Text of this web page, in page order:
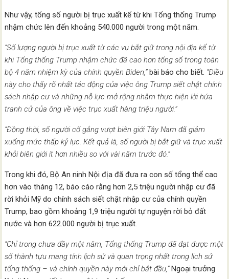
Như vậy, tổng số người bị trục xuất kể từ khi Tổng thống Trump
nhậm chức lên đến khoảng 540.000 người trong một năm.
“Số lượng người bị trục xuất từ ​​các vụ bắt giữ trong nội địa kể từ
khi Tổng thống Trump nhậm chức đã cao hơn tổng số trong toàn
bộ 4 năm nhiệm kỳ của chính quyền Biden,”bài báo cho biết. “Điều
này cho thấy rõ nhất tác động của việc ông Trump siết chặt chính
sách nhập cư và những nỗ lực mở rộng nhằm thực hiện lời hứa
tranh cử của ông về việc trục xuất hàng triệu người.”
“Đồng thời, số người cố gắng vượt biên giới Tây Nam đã giảm
xuống mức thấp kỷ lục. Kết quả là, số người bị bắt giữ và trục xuất
khỏi biên giới ít hơn nhiều so với vài năm trước đó.”
Trong khi đó, Bộ An ninh Nội địa đã đưa ra con số tổng thể cao
hơn vào tháng 12, báo cáo rằng hơn 2,5 triệu người nhập cư đã
rời khỏi Mỹ do chính sách siết chặt nhập cư của chính quyền
Trump, bao gồm khoảng 1,9 triệu người tự nguyện rời bỏ đất
nước và hơn 622.000 người bị trục xuất.
“Chỉ trong chưa đầy một năm, Tổng thống Trump đã đạt được một
số thành tựu mang tính lịch sử và quan trọng nhất trong lịch sử
tổng thống – và chính quyền này mới chỉ bắt đầu,”Ngoại trưởng